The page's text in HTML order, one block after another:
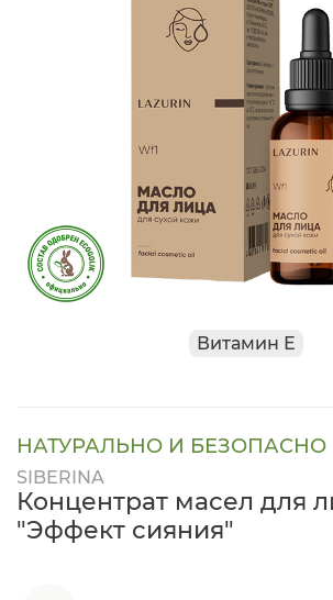
Витамин Е
НАТУРАЛЬНО И БЕЗОПАСНО
SIBERINA
Концентрат масел для
"Эффект сияния"